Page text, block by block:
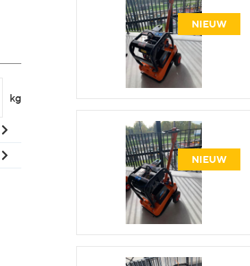
NIEUW
NIEUW
kg